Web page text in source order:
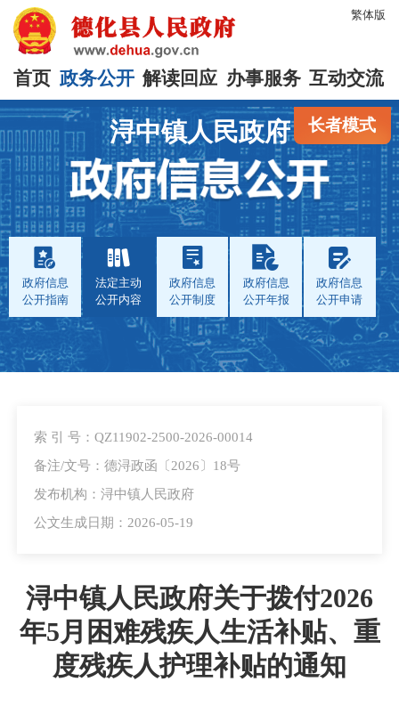
繁体版
首页 政务公开 解读回应 办事服务 互动交流
长者模式
浔中镇人民政府
政府信息
公开指南
法定主动
公开内容
政府信息
公开制度
政府信息
公开年报
政府信息
公开申请
索 引 号：QZ11902-2500-2026-00014
备注/文号：德浔政函〔2026〕18号
发布机构：浔中镇人民政府
公文生成日期：2026-05-19
浔中镇人民政府关于拨付2026
年5月困难残疾人生活补贴、重
度残疾人护理补贴的通知